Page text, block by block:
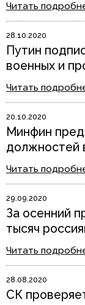
Читать
28.10.2020
Путин
военных и
Читать
20.10.2020
Минфин
должностей
Читать
29.09.2020
За осенний
тысяч
Читать
28.08.2020
СК